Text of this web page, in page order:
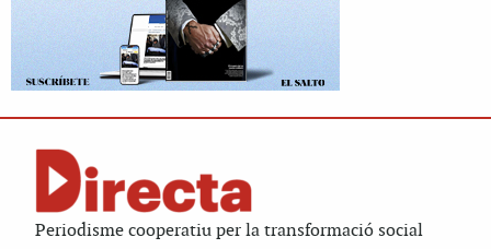
Periodisme cooperatiu per la transformació social